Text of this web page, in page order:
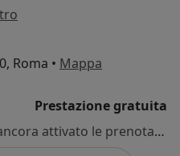
Roma • Mappa
Prestazione gratuita
Questo dottore non ha ancora attivato le prenotazioni online presso questo indirizzo.